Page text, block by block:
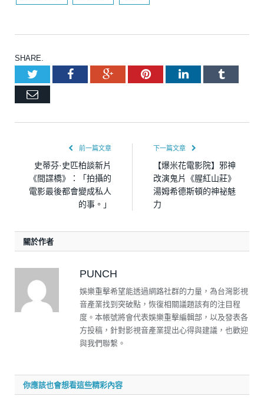
SHARE.
TwitterFacebookGoogle+PinterestLinkedInTumblr
Email
前一篇文章
史蒂芬·史匹柏談新片
《間諜橋》：「拍攝的
電影最後都會變成私人
的事。」
下一篇文章
【爆米花電影院】邪神
改演鬼片《腥紅山莊》
湯姆希德斯頓的神祕魅
力
關於作者
PUNCH
娛樂重擊希望能透過網路社群的力量，為台灣影視
音產業找到突破點，恢復相關議題該有的注目程
度。本帳號將會代表娛樂重擊編輯部，以及發表各
方投稿，針對影視音產業提出心得與建議，也歡迎
與我們聯繫。
你應該也會想看這些精彩內容